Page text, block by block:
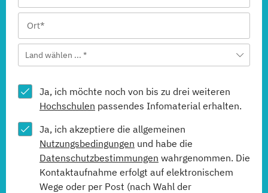
Land wählen ... *
Ja, ich möchte noch von bis zu drei weiteren
Hochschulen passendes Infomaterial erhalten.
Ja, ich akzeptiere die allgemeinen
Nutzungsbedingungen und habe die
Datenschutzbestimmungen wahrgenommen. Die
Kontaktaufnahme erfolgt auf elektronischem
Wege oder per Post (nach Wahl der